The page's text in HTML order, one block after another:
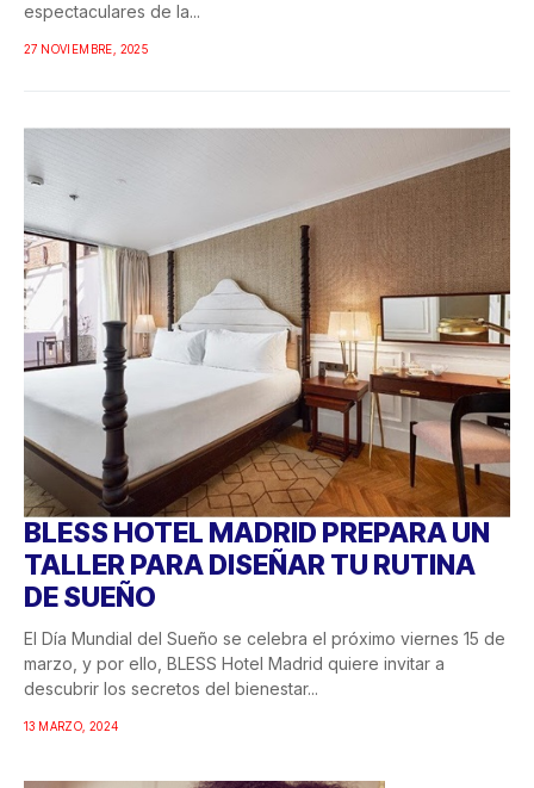
espectaculares de la...
27 NOVIEMBRE, 2025
BLESS HOTEL MADRID PREPARA UN
TALLER PARA DISEÑAR TU RUTINA
DE SUEÑO
El Día Mundial del Sueño se celebra el próximo viernes 15 de
marzo, y por ello, BLESS Hotel Madrid quiere invitar a
descubrir los secretos del bienestar...
13 MARZO, 2024